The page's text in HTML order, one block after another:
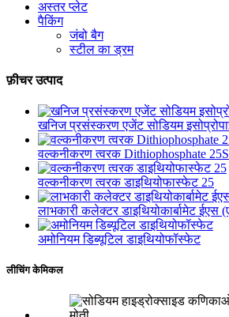
अस्तर प्लेट
पैकिंग
जंबो बैग
स्टील का ड्रम
फ़ीचर उत्पाद
खनिज प्रसंस्करण एजेंट सोडियम
वल्कनीकरण त्वरक Dithiophosphate 25S
वल्कनीकरण त्वरक डाइथियोफास्फेट 25
लाभकारी कलेक्टर डाइथियोकार्बामेट ईएस
अमोनियम डिब्यूटिल डाइथियोफॉस्फेट
लीचिंग केमिकल